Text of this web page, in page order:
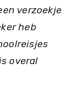
verzoekje
heb
overal